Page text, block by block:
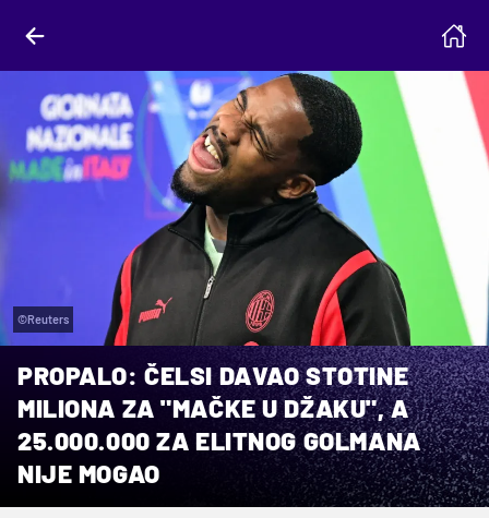
©Reuters
PROPALO: ČELSI DAVAO STOTINE
MILIONA ZA "MAČKE U DŽAKU", A
25.000.000 ZA ELITNOG GOLMANA
NIJE MOGAO